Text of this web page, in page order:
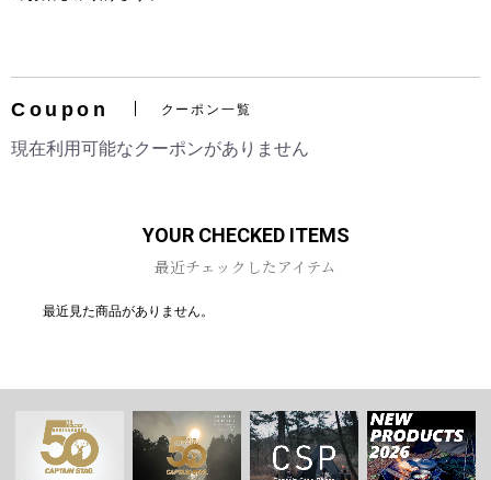
お買い物を続ける カートへ進む
Coupon クーポン一覧
現在利用可能なクーポンがありません
YOUR CHECKED ITEMS
最近チェックしたアイテム
最近見た商品がありません。